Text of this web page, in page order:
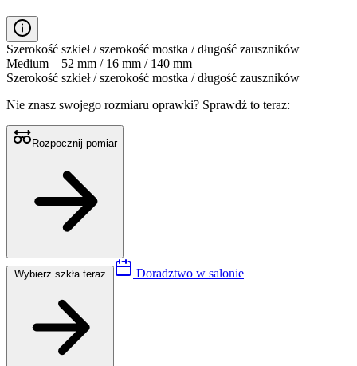
Szerokość szkieł / szerokość mostka / długość zauszników
Medium – 52 mm / 16 mm / 140 mm
Szerokość szkieł / szerokość mostka / długość zauszników
Nie znasz swojego rozmiaru oprawki? Sprawdź to teraz:
Rozpocznij pomiar
Doradztwo w salonie